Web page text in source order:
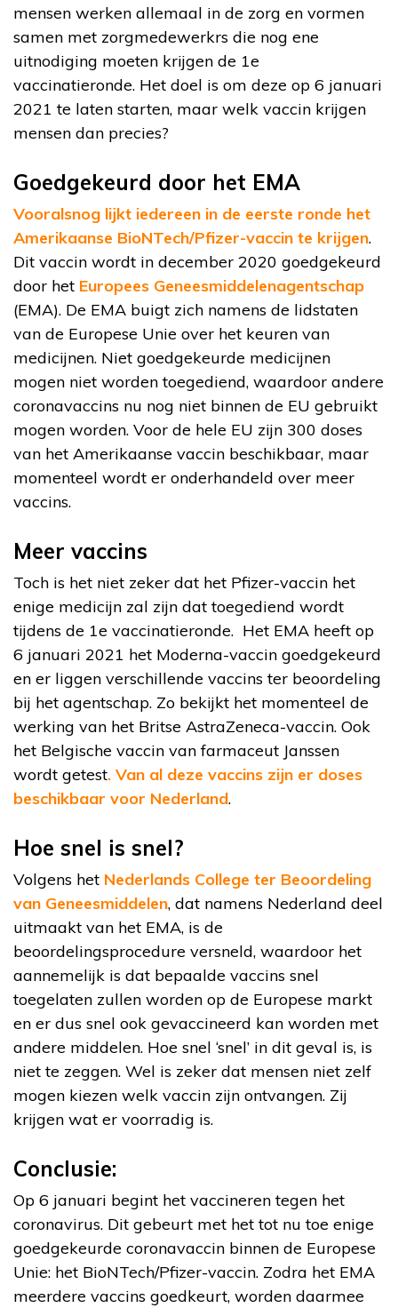
mensen werken allemaal in de zorg en vormen
samen met zorgmedewerkrs die nog ene
uitnodiging moeten krijgen de 1e
vaccinatieronde. Het doel is om deze op 6 januari
2021 te laten starten, maar welk vaccin krijgen
mensen dan precies?
Goedgekeurd door het EMA
Vooralsnog lijkt iedereen in de eerste ronde het
Amerikaanse BioNTech/Pfizer-vaccin te krijgen.
Dit vaccin wordt in december 2020 goedgekeurd
door het Europees Geneesmiddelenagentschap
(EMA). De EMA buigt zich namens de lidstaten
van de Europese Unie over het keuren van
medicijnen. Niet goedgekeurde medicijnen
mogen niet worden toegediend, waardoor andere
coronavaccins nu nog niet binnen de EU gebruikt
mogen worden. Voor de hele EU zijn 300 doses
van het Amerikaanse vaccin beschikbaar, maar
momenteel wordt er onderhandeld over meer
vaccins.
Meer vaccins
Toch is het niet zeker dat het Pfizer-vaccin het
enige medicijn zal zijn dat toegediend wordt
tijdens de 1e vaccinatieronde. Het EMA heeft op
6 januari 2021 het Moderna-vaccin goedgekeurd
en er liggen verschillende vaccins ter beoordeling
bij het agentschap. Zo bekijkt het momenteel de
werking van het Britse AstraZeneca-vaccin. Ook
het Belgische vaccin van farmaceut Janssen
wordt getest. Van al deze vaccins zijn er doses
beschikbaar voor Nederland.
Hoe snel is snel?
Volgens het Nederlands College ter Beoordeling
van Geneesmiddelen, dat namens Nederland deel
uitmaakt van het EMA, is de
beoordelingsprocedure versneld, waardoor het
aannemelijk is dat bepaalde vaccins snel
toegelaten zullen worden op de Europese markt
en er dus snel ook gevaccineerd kan worden met
andere middelen. Hoe snel ‘snel’ in dit geval is, is
niet te zeggen. Wel is zeker dat mensen niet zelf
mogen kiezen welk vaccin zijn ontvangen. Zij
krijgen wat er voorradig is.
Conclusie:
Op 6 januari begint het vaccineren tegen het
coronavirus. Dit gebeurt met het tot nu toe enige
goedgekeurde coronavaccin binnen de Europese
Unie: het BioNTech/Pfizer-vaccin. Zodra het EMA
meerdere vaccins goedkeurt, worden daarmee